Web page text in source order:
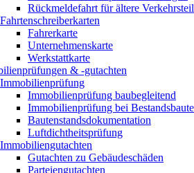
Rückmeldefahrt für ältere
Fahrtenschreiberkarten
Fahrerkarte
Unternehmenskarte
Werkstattkarte
& -gutachten
Immobilienprüfung
Immobilienprüfung baubegleitend
Immobilienprüfung bei
Bautenstandsdokumentation
Luftdichtheitsprüfung
Immobiliengutachten
Gutachten zu Gebäudeschäden
Parteiengutachten